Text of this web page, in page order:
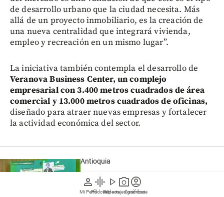
person
Mi Perfil
graphic_eq
Pódcast
play_arrow
Videos
photo_camera
Reportajes gráficos
account_circle
Suscríbete
de desarrollo urbano que la ciudad necesita. Más
allá de un proyecto inmobiliario, es la creación de
una nueva centralidad que integrará vivienda,
empleo y recreación en un mismo lugar”.
La iniciativa también contempla el desarrollo de
Veranova Business Center, un complejo
empresarial con 3.400 metros cuadrados de área
comercial y 13.000 metros cuadrados de oficinas,
diseñado para atraer nuevas empresas y fortalecer
la actividad económica del sector.
Antioquia
Los retos de Oriente se analizaron en
foro de EL COLOMBANO: región